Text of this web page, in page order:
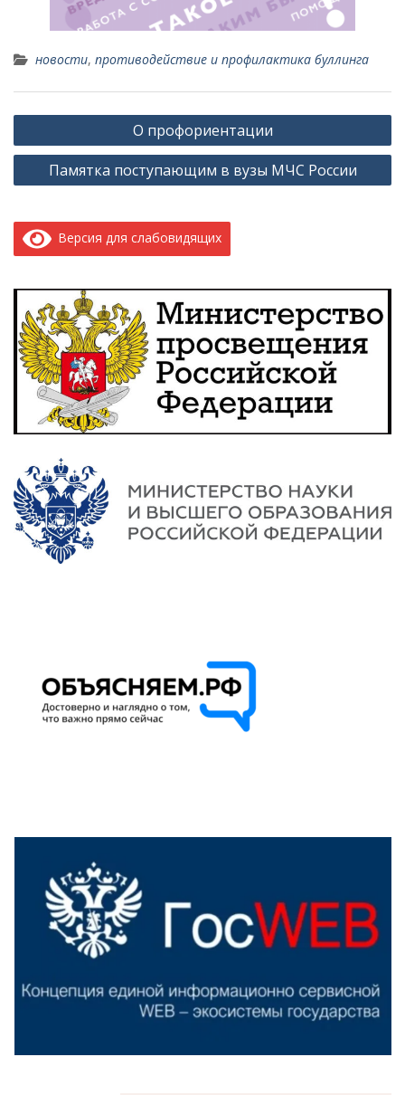
новости, противодействие и профилактика буллинга
Навигация
по
записям
О профориентации
Памятка поступающим в вузы МЧС России
Версия для слабовидящих